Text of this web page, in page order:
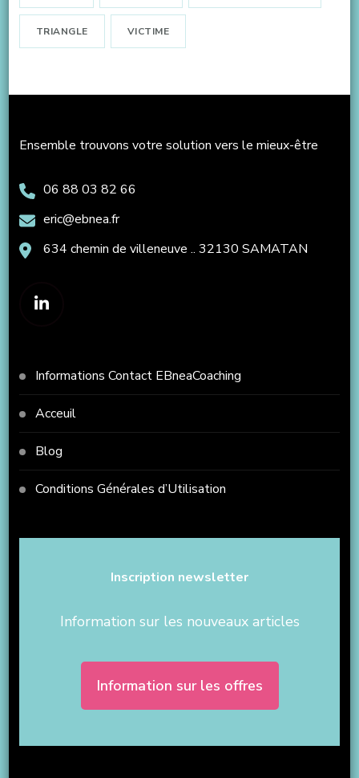
TRIANGLE VICTIME
Ensemble trouvons votre solution vers le mieux-être
06 88 03 82 66
eric@ebnea.fr
634 chemin de villeneuve .. 32130 SAMATAN
Informations Contact EBneaCoaching
Acceuil
Blog
Conditions Générales d’Utilisation
Inscription newsletter
Information sur les nouveaux articles
Information sur les offres